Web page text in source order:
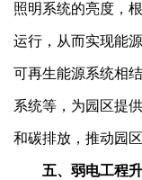
照明系统的亮度，
运行，从而实现能
可再生能源系统相
系统等，为园区提
和碳排放，推动园
五、弱电工程升